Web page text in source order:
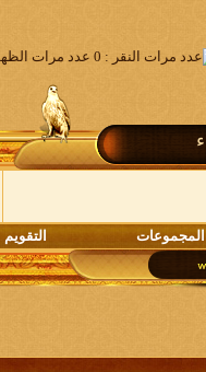
المجموعات التقويم